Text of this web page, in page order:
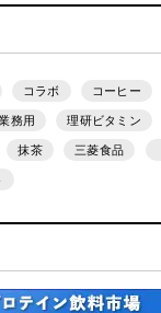
コラボ コーヒー
務用 理研ビタミン
抹茶 三菱食品